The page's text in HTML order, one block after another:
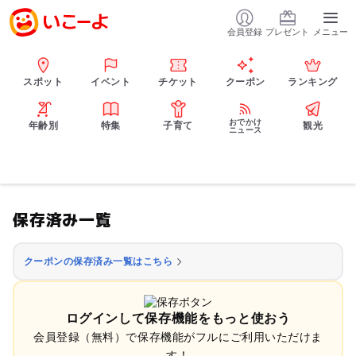
会員登録 プレゼント メニュー
スポット イベント チケット クーポン ランキング
年齢別 特集 子育て
おでかけ
ニュース
観光
保存済み一覧
クーポンの保存済み一覧はこちら
ログインして保存機能をもっと使おう
会員登録（無料）で保存機能がフルにご利用いただけま